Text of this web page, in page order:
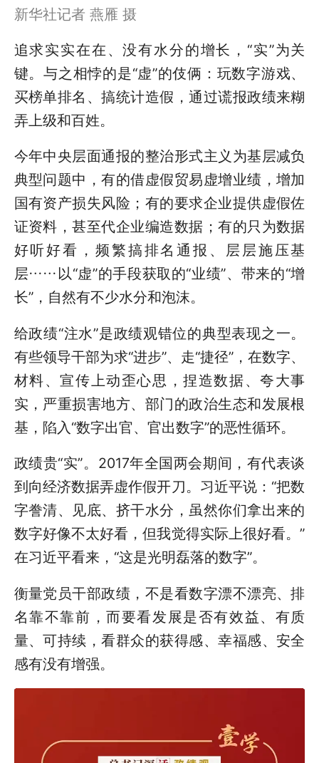
新华社记者 燕雁 摄
追求实实在在、没有水分的增长，“实”为关
键。与之相悖的是“虚”的伎俩：玩数字游戏、
买榜单排名、搞统计造假，通过谎报政绩来糊
弄上级和百姓。
今年中央层面通报的整治形式主义为基层减负
典型问题中，有的借虚假贸易虚增业绩，增加
国有资产损失风险；有的要求企业提供虚假佐
证资料，甚至代企业编造数据；有的只为数据
好听好看，频繁搞排名通报、层层施压基
层……以“虚”的手段获取的“业绩”、带来的“增
长”，自然有不少水分和泡沫。
给政绩“注水”是政绩观错位的典型表现之一。
有些领导干部为求“进步”、走“捷径”，在数字、
材料、宣传上动歪心思，捏造数据、夸大事
实，严重损害地方、部门的政治生态和发展根
基，陷入“数字出官、官出数字”的恶性循环。
政绩贵“实”。2017年全国两会期间，有代表谈
到向经济数据弄虚作假开刀。习近平说：“把数
字誊清、见底、挤干水分，虽然你们拿出来的
数字好像不太好看，但我觉得实际上很好看。”
在习近平看来，“这是光明磊落的数字”。
衡量党员干部政绩，不是看数字漂不漂亮、排
名靠不靠前，而要看发展是否有效益、有质
量、可持续，看群众的获得感、幸福感、安全
感有没有增强。